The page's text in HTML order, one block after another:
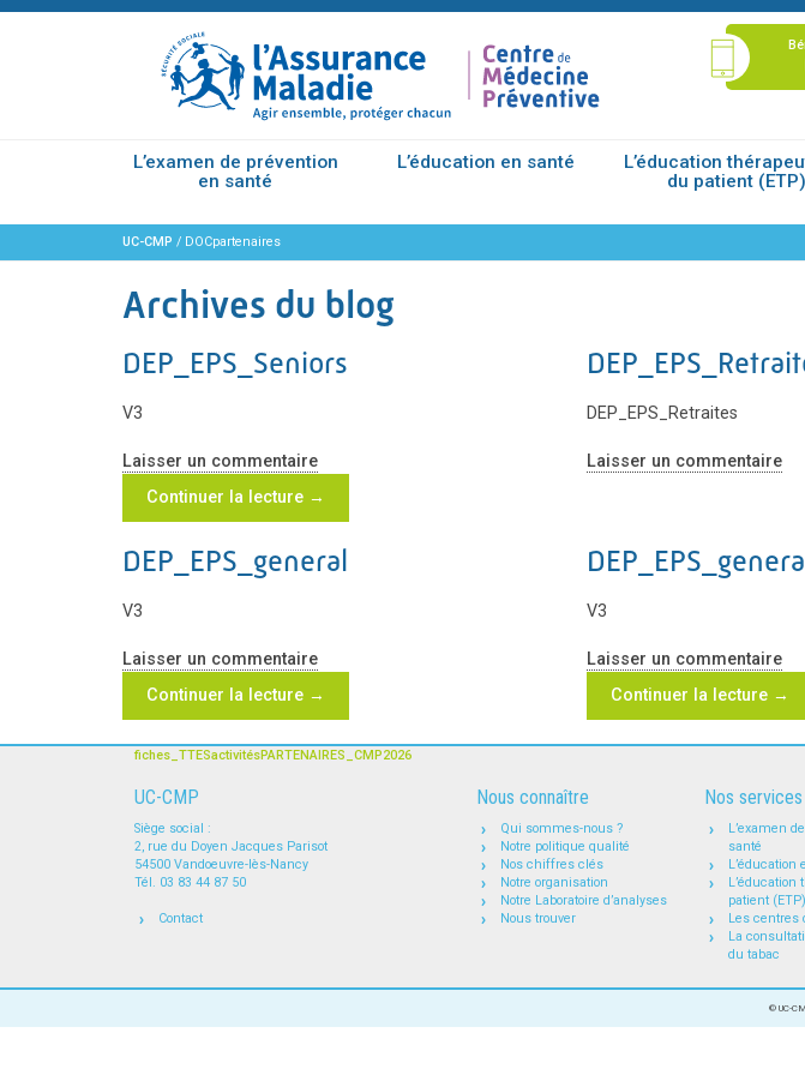
L’examen de prévention
en santé
L’éducation en santé
L’éducation
du patient (ETP)
UC-CMP / DOCpartenaires
Archives du blog
DEP_EPS_Seniors
V3
Continuer la lecture →
Laisser un commentaire
DEP_EPS_Retraites
Laisser un commentaire
DEP_EPS_general
V3
Continuer la lecture →
Laisser un commentaire
V3
Continuer la lecture →
Laisser un commentaire
fiches_TTESactivitésPARTENAIRES_CMP2026
UC-CMP
Siège social :
2, rue du Doyen Jacques Parisot
54500 Vandoeuvre-lès-Nancy
Tél. 03 83 44 87 50
Contact
Nous connaître
Qui sommes-nous ?
Notre politique qualité
Nos chiffres clés
Notre organisation
Notre Laboratoire d’analyses
Nous trouver
Nos services
L’examen
santé
L’éducation
L’éducation
patient (ETP)
Les centres
La
du tabac
© UC-